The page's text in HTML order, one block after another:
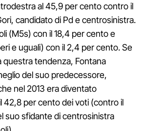
al 45,9 per cento contro il
candidato di Pd e centrosinistra.
(M5s) con il 18,4 per cento e
e uguali) con il 2,4 per cento. Se
tendenza, Fontana
del suo predecessore,
nel 2013 era diventato
42,8 per cento dei voti (contro il
suo sfidante di centrosinistra